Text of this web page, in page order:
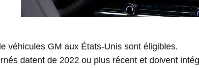
véhicules GM aux États-Unis sont éligibles.
datent de 2022 ou plus récent et doivent